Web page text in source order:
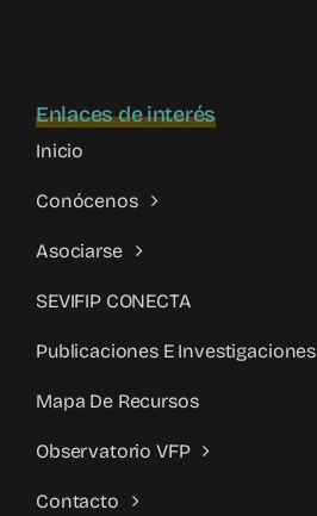
Enlaces de interés
Inicio
Conócenos
Asociarse
SEVIFIP CONECTA
Publicaciones E Investigaciones
Mapa De Recursos
Observatorio VFP
Contacto